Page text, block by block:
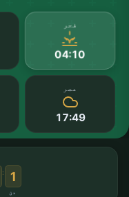
فجر
04:10
عصر
17:49
1
دن
: